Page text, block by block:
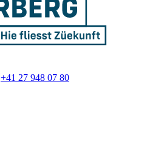
+41 27 948 07 80